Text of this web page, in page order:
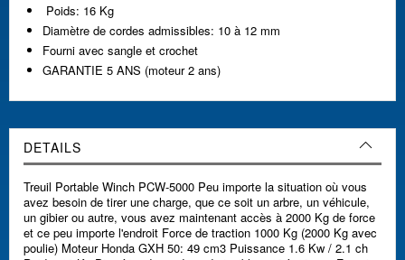
Poids: 16 Kg
Diamètre de cordes admissibles: 10 à 12 mm
Fourni avec sangle et crochet
GARANTIE 5 ANS (moteur 2 ans)
DETAILS
Treuil Portable Winch PCW-5000 Peu importe la situation où vous
avez besoin de tirer une charge, que ce soit un arbre, un véhicule,
un gibier ou autre, vous avez maintenant accès à 2000 Kg de force
et ce peu importe l'endroit Force de traction 1000 Kg (2000 Kg avec
poulie) Moteur Honda GXH 50: 49 cm3 Puissance 1.6 Kw / 2.1 ch